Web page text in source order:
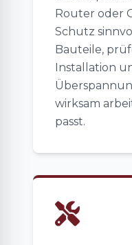
Router oder
Schutz
Bauteile,
Installation
wirksam
passt.